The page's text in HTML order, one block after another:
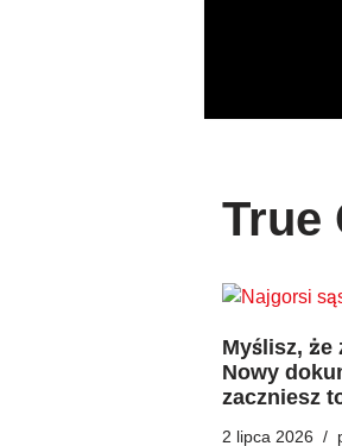
treści
True
Myślisz, że
Nowy
zaczniesz
2 lipca 2026